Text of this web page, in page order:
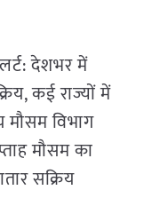
देशभर में
कई राज्यों में
मौसम विभाग
मौसम का
सक्रिय